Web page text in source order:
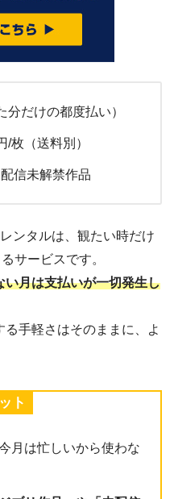
分だけの都度払い）
枚（送料別）
配信未解禁作品
ンタルは、観たい時だけ
サービスです。
い月は支払いが一切発生し
手軽さはそのままに、よ
ト
今月は忙しいから使わな